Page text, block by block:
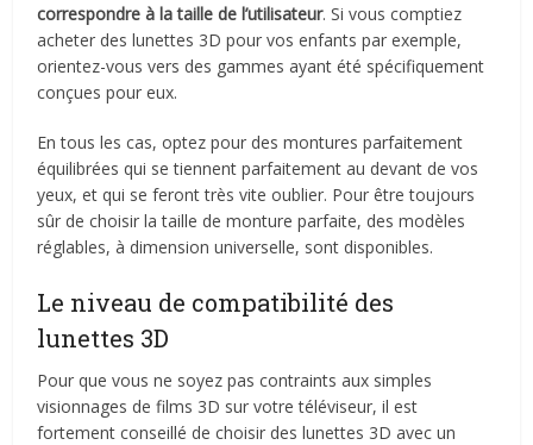
correspondre à la taille de l’utilisateur. Si vous comptiez
acheter des lunettes 3D pour vos enfants par exemple,
orientez-vous vers des gammes ayant été spécifiquement
conçues pour eux.
En tous les cas, optez pour des montures parfaitement
équilibrées qui se tiennent parfaitement au devant de vos
yeux, et qui se feront très vite oublier. Pour être toujours
sûr de choisir la taille de monture parfaite, des modèles
réglables, à dimension universelle, sont disponibles.
Le niveau de compatibilité des
lunettes 3D
Pour que vous ne soyez pas contraints aux simples
visionnages de films 3D sur votre téléviseur, il est
fortement conseillé de choisir des lunettes 3D avec un